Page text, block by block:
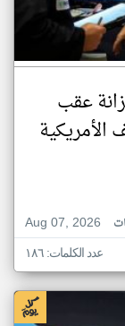
عقب
Aug 07, 2026
عدد الكلمات: ١٨٦